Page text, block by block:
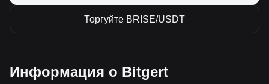
Торгуйте BRISE/USDT
Информация о Bitgert